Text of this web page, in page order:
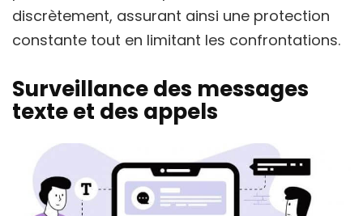
discrètement, assurant ainsi une protection
constante tout en limitant les confrontations.
Surveillance des messages
texte et des appels